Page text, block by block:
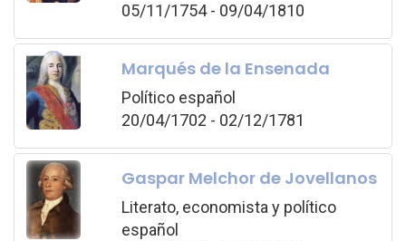
05/11/1754 - 09/04/1810
Marqués de la Ensenada
Político español
20/04/1702 - 02/12/1781
Gaspar Melchor de Jovellanos
Literato, economista y político
español